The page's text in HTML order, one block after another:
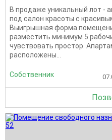
В продаже уникальный лот -
под салон красоты с
Выигрышная форма
разместить минимум 5
чувствовать простор.
расположены...
Собственник